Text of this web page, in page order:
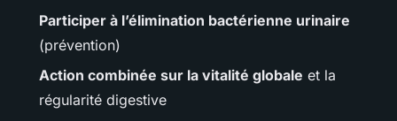
Participer à l’élimination bactérienne urinaire
(prévention)
Action combinée sur la vitalité globale et la
régularité digestive